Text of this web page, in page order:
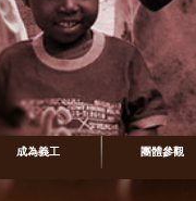
成為義工 團體參觀